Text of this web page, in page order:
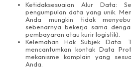
Ketidaksesuaian Alur Data:
pengumpulan data yang unik.
Anda mungkin tidak
sebenarnya bekerja sama
pembayaran atau kurir logistik).
Kelemahan Hak Subjek Data:
mencantumkan kontak Data
mekanisme komplain yang
Anda.